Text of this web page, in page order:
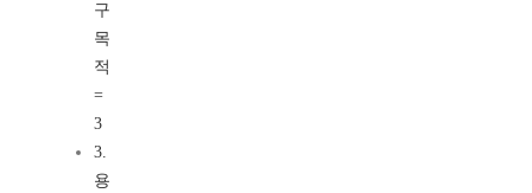
구
목
적
=
3
3.
용